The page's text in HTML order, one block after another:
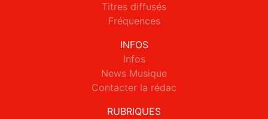
Titres diffusés
Fréquences
INFOS
Infos
News Musique
Contacter la rédac
RUBRIQUES